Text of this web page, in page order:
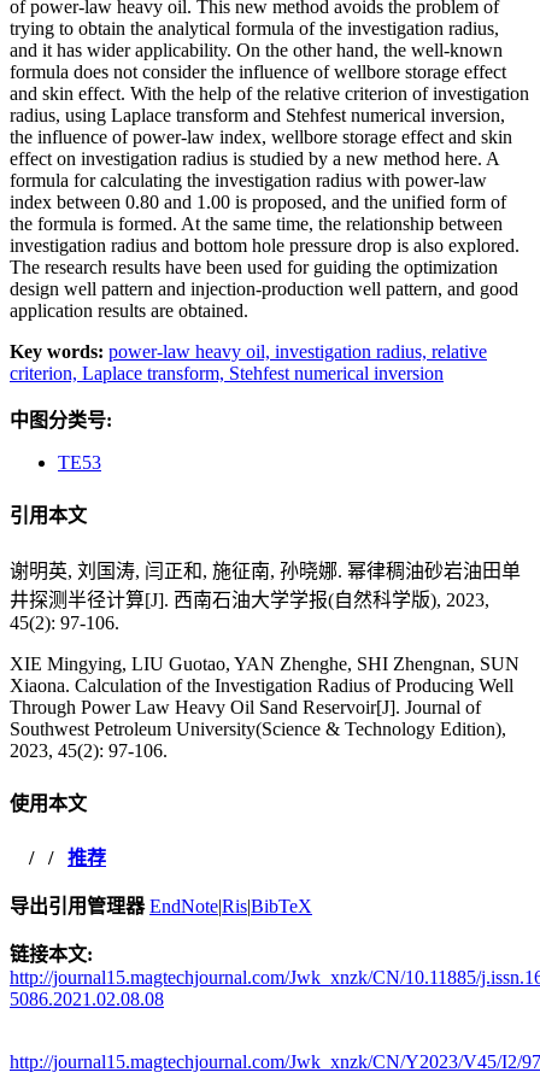
of power-law heavy oil. This new method avoids the problem of
trying to obtain the analytical formula of the investigation radius,
and it has wider applicability. On the other hand, the well-known
formula does not consider the influence of wellbore storage effect
and skin effect. With the help of the relative criterion of investigation
radius, using Laplace transform and Stehfest numerical inversion,
the influence of power-law index, wellbore storage effect and skin
effect on investigation radius is studied by a new method here. A
formula for calculating the investigation radius with power-law
index between 0.80 and 1.00 is proposed, and the unified form of
the formula is formed. At the same time, the relationship between
investigation radius and bottom hole pressure drop is also explored.
The research results have been used for guiding the optimization
design well pattern and injection-production well pattern, and good
application results are obtained.
Key words: power-law heavy oil, investigation radius, relative
criterion, Laplace transform, Stehfest numerical inversion
中图分类号:
TE53
引用本文
谢明英, 刘国涛, 闫正和, 施征南, 孙晓娜. 幂律稠油砂岩油田单
井探测半径计算[J]. 西南石油大学学报(自然科学版), 2023,
45(2): 97-106.
XIE Mingying, LIU Guotao, YAN Zhenghe, SHI Zhengnan, SUN
Xiaona. Calculation of the Investigation Radius of Producing Well
Through Power Law Heavy Oil Sand Reservoir[J]. Journal of
Southwest Petroleum University(Science & Technology Edition),
2023, 45(2): 97-106.
使用本文
/ / 推荐
导出引用管理器 EndNote|Ris|BibTeX
链接本文:
http://journal15.magtechjournal.com/Jwk_xnzk/CN/10.11885/
5086.2021.02.08.08
http://journal15.magtechjournal.com/Jwk_xnzk/CN/Y2023/V45/I2/97